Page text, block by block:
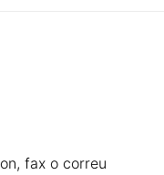
fax o correu